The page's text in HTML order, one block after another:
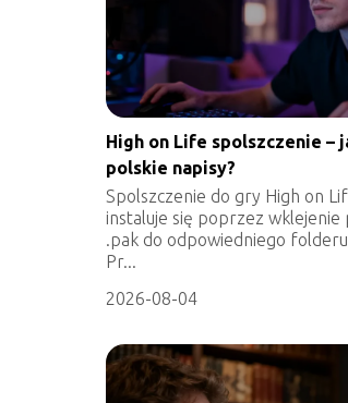
High on Life spolszczenie –
polskie napisy?
Spolszczenie do gry High on
instaluje się poprzez
.pak do odpowiedniego
Pr...
2026-08-04